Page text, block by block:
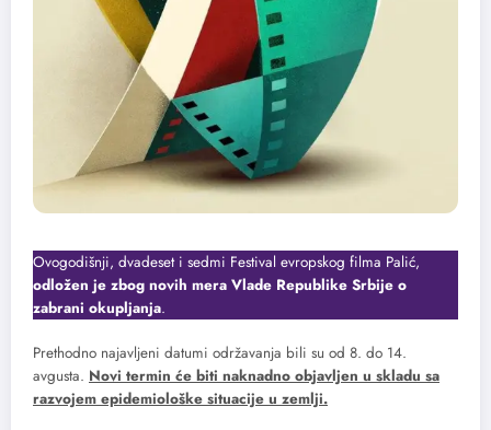
Ovogodišnji, dvadeset i sedmi Festival evropskog filma Palić,
odložen je zbog novih mera Vlade Republike Srbije o
zabrani okupljanja.
Prethodno najavljeni datumi održavanja bili su od 8. do 14.
avgusta. Novi termin će biti naknadno objavljen u skladu sa
razvojem epidemiološke situacije u zemlji.